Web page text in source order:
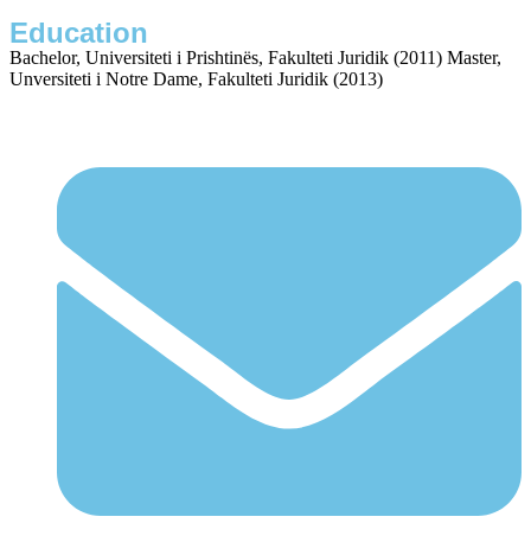
Education
Bachelor, Universiteti i Prishtinës, Fakulteti Juridik (2011) Master,
Unversiteti i Notre Dame, Fakulteti Juridik (2013)